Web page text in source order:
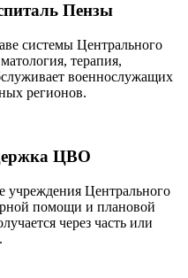
Пензы
системы Центрального
терапия,
военнослужащих
регионов.
ЦВО
Центрального
помощи и плановой
через часть или